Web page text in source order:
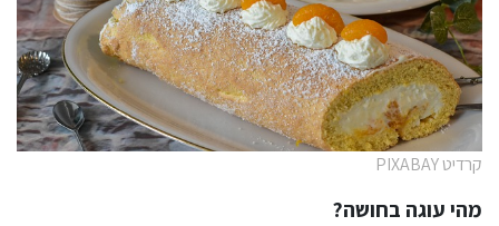
קרדיט PIXABAY
מהי עוגה בחושה?